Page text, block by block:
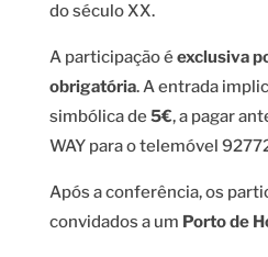
do século XX.
A participação éexclusiva
obrigatória. A entrada
simbólica de5€, a pagar
WAY para o telemóvel
Após a conferência, os
convidados a um Porto de